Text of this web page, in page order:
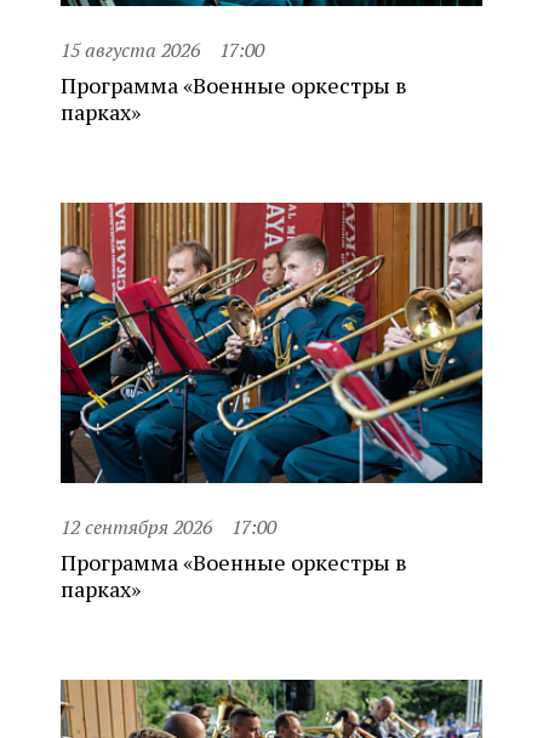
15 августа 2026 17:00
Программа «Военные оркестры в
парках»
12 сентября 2026 17:00
Программа «Военные оркестры в
парках»